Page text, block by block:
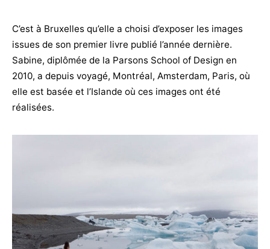
C’est à Bruxelles qu’elle a choisi d’exposer les images
issues de son premier livre publié l’année dernière.
Sabine, diplômée de la Parsons School of Design en
2010, a depuis voyagé, Montréal, Amsterdam, Paris, où
elle est basée et l’Islande où ces images ont été
réalisées.